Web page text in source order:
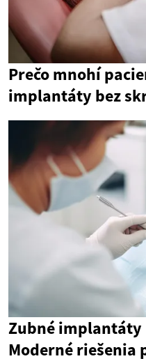
Prečo mnohí
implantáty bez
Zubné implantáty
Moderné riešenia